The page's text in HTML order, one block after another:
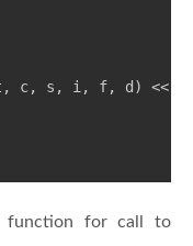
c, s, i, f, d) <<
for call to